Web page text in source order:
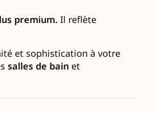
premium. Il reflète
et sophistication à votre
salles de bain et